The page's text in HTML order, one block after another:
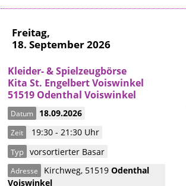
Freitag,
18. September 2026
Kleider- & Spielzeugbörse
Kita St. Engelbert Voiswinkel
51519 Odenthal Voiswinkel
Datum 18.09.2026
Zeit 19:30 - 21:30 Uhr
Typ vorsortierter Basar
Adresse Kirchweg, 51519Odenthal
Voiswinkel